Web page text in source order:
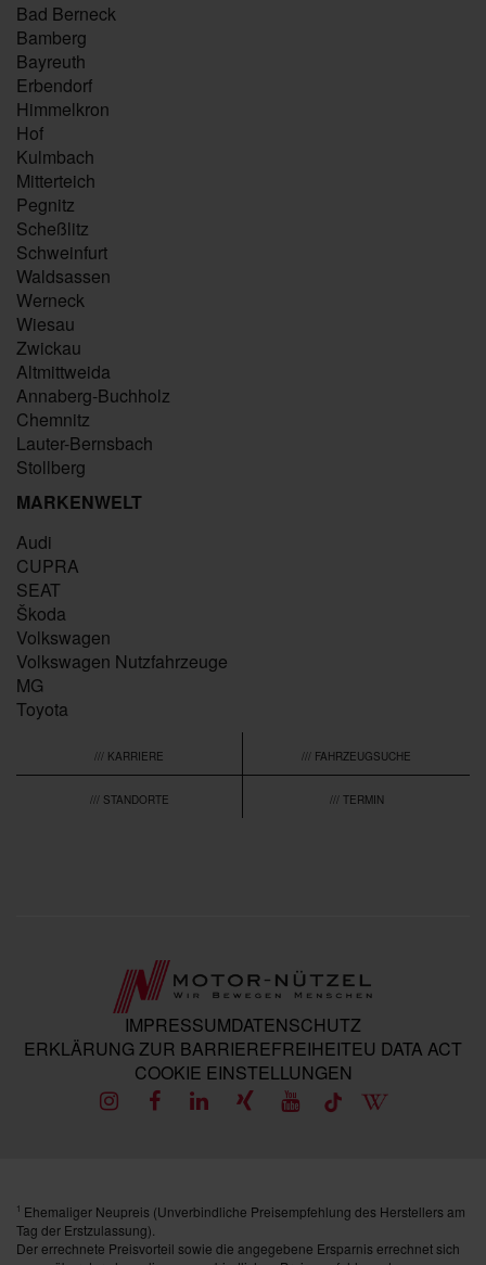
Bad Berneck
Bamberg
Bayreuth
Erbendorf
Himmelkron
Hof
Kulmbach
Mitterteich
Pegnitz
Scheßlitz
Schweinfurt
Waldsassen
Werneck
Wiesau
Zwickau
Altmittweida
Annaberg-Buchholz
Chemnitz
Lauter-Bernsbach
Stollberg
MARKENWELT
Audi
CUPRA
SEAT
Škoda
Volkswagen
Volkswagen Nutzfahrzeuge
MG
Toyota
/// KARRIERE /// FAHRZEUGSUCHE
/// STANDORTE /// TERMIN
IMPRESSUMDATENSCHUTZ
ERKLÄRUNG ZUR BARRIEREFREIHEITEU DATA ACT
COOKIE EINSTELLUNGEN
1 Ehemaliger Neupreis (Unverbindliche Preisempfehlung des Herstellers am
Tag der Erstzulassung).
Der errechnete Preisvorteil sowie die angegebene Ersparnis errechnet sich